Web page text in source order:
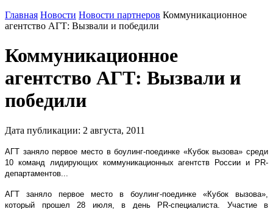
Главная Новости Новости партнеров Коммуникационное
агентство АГТ: Вызвали и победили
Коммуникационное
агентство АГТ: Вызвали и
победили
Дата публикации: 2 августа, 2011
АГТ заняло первое место в боулинг-поединке «Кубок вызова» среди
10 команд лидирующих коммуникационных агентств России и PR-
департаментов...
АГТ заняло первое место в боулинг-поединке «Кубок вызова»,
который прошел 28 июля, в день PR-специалиста. Участие в